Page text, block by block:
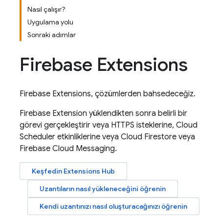
Nasıl çalışır?
Uygulama yolu
Sonraki adımlar
Firebase Extensions
Firebase Extensions, çözümlerden bahsedeceğiz.
Firebase Extension yüklendikten sonra belirli bir
görevi gerçekleştirir veya HTTPS isteklerine, Cloud
Scheduler etkinliklerine veya Cloud Firestore veya
Firebase Cloud Messaging.
Keşfedin Extensions Hub
Uzantıların nasıl yükleneceğini öğrenin
Kendi uzantınızı nasıl oluşturacağınızı öğrenin